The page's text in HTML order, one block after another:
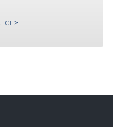
ici >